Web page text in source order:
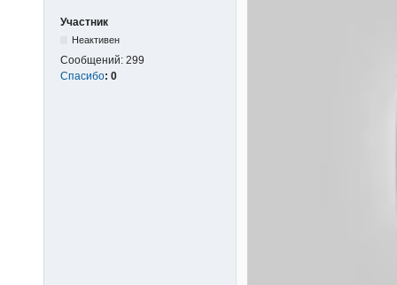
Участник
Неактивен
Сообщений: 299
Спасибо: 0